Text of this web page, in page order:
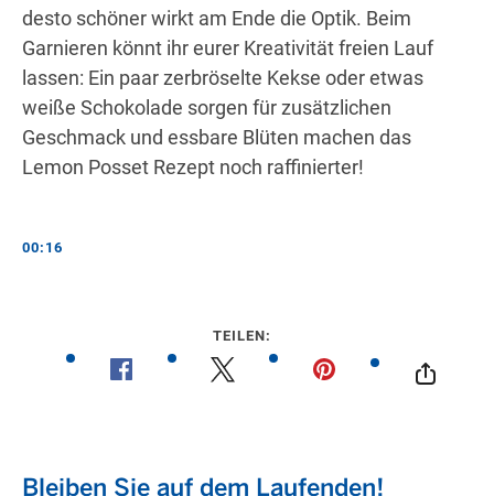
desto schöner wirkt am Ende die Optik. Beim
Garnieren könnt ihr eurer Kreativität freien Lauf
lassen: Ein paar zerbröselte Kekse oder etwas
weiße Schokolade sorgen für zusätzlichen
Geschmack und essbare Blüten machen das
Lemon Posset Rezept noch raffinierter!
00:16
TEILEN: